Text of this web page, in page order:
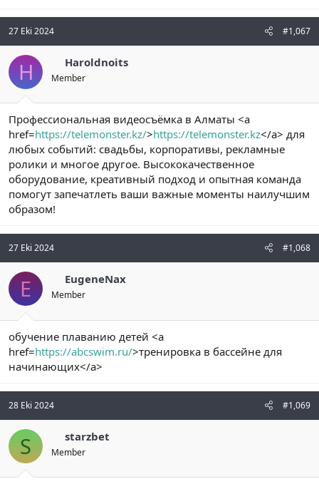
27 Eki 2024 #1,067
H Haroldnoits
Member
Профессиональная видеосъёмка в Алматы <a
href=https://telemonster.kz/>https://telemonster.kz</a> для
любых событий: свадьбы, корпоративы, рекламные
ролики и многое другое. Высококачественное
оборудование, креативный подход и опытная команда
помогут запечатлеть ваши важные моменты наилучшим
образом!
27 Eki 2024 #1,068
E EugeneNax
Member
обучение плаванию детей <a
href=https://abcswim.ru/>тренировка в бассейне для
начинающих</a>
28 Eki 2024 #1,069
S starzbet
Member